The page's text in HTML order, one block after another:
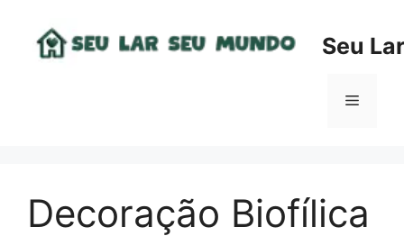
Seu
Menu
Decoração Biofílica